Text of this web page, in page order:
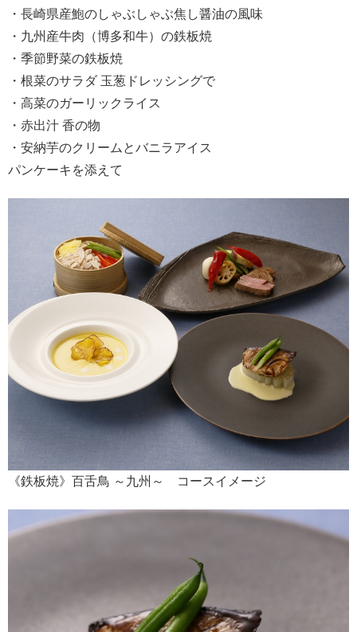
・長崎県産鮑のしゃぶしゃぶ焦し醤油の風味
・九州産牛肉（博多和牛）の鉄板焼
・季節野菜の鉄板焼
・根菜のサラダ 玉葱ドレッシングで
・高菜のガーリックライス
・赤出汁 香の物
・安納芋のクリームとバニラアイス
パンケーキを添えて
《鉄板焼》百舌鳥 ～九州～ コースイメージ